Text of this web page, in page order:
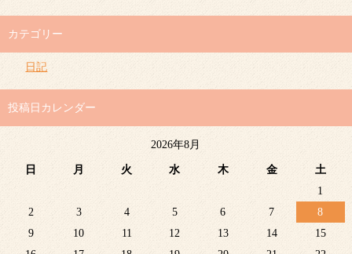
カテゴリー
日記
投稿日カレンダー
2026年8月
日 月 火 水 木 金
土
1
2
3 4 5 6 7
8
9
10 11 12 13 14
15